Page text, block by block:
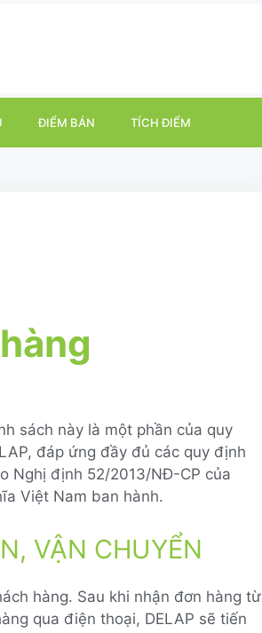
ĐIỂM BÁN TÍCH ĐIỂM
sách này là một phần của quy
đáp ứng đầy đủ các quy định
Nghị định 52/2013/NĐ-CP của
Việt Nam ban hành.
VẬN CHUYỂN
hàng. Sau khi nhận đơn hàng từ
qua điện thoại, DELAP sẽ tiến